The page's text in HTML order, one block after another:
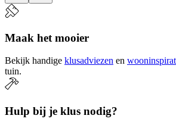
Maak het mooier
Bekijk handige klusadviezen en
tuin.
Hulp bij je klus nodig?